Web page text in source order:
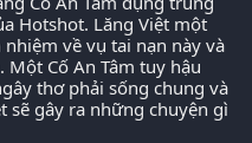
Hotshot. Lăng Việt một
về vụ tai nạn này và
Một Cố An Tâm tuy hậu
thơ phải sống chung và
sẽ gây ra những chuyện gì